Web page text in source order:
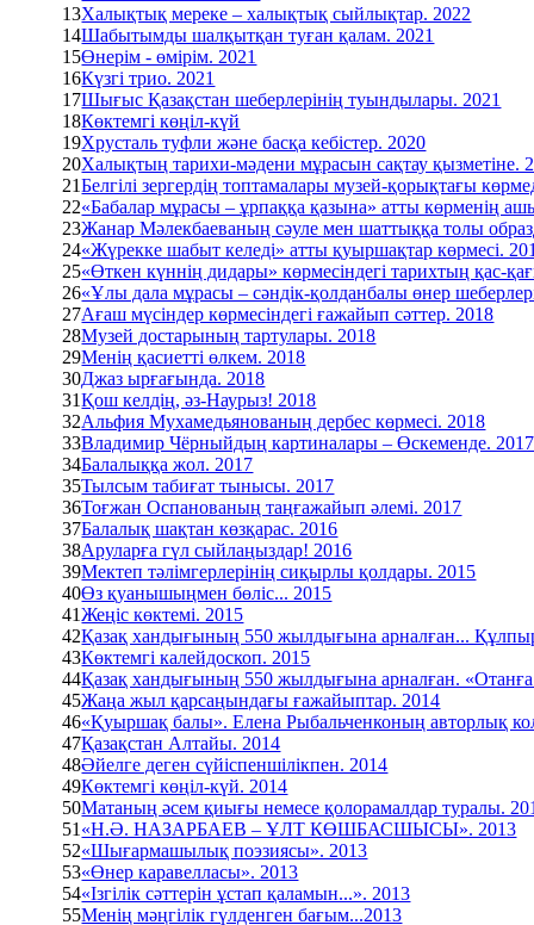
13Халықтық мереке – халықтық сыйлықтар. 2022
14Шабытымды шалқытқан туған қалам. 2021
15Өнерім - өмірім. 2021
16Күзгі трио. 2021
17Шығыс Қазақстан шеберлерінің туындылары. 2021
18Көктемгі көңіл-күй
19Хрусталь туфли және басқа кебістер. 2020
20Халықтың тарихи-мәдени мұрасын сақтау қызметіне.
21Белгілі зергердің топтамалары музей-қорықтағы
22«Бабалар мұрасы – ұрпаққа қазына» атты көрменің
23Жанар Мәлекбаеваның сәуле мен шаттыққа толы
24«Жүрекке шабыт келеді» атты қуыршақтар көрмесі.
25«Өткен күннің дидары» көрмесіндегі тарихтың қас-
26«Ұлы дала мұрасы – сәндік-қолданбалы өнер
27Ағаш мүсіндер көрмесіндегі ғажайып сәттер. 2018
28Музей достарының тартулары. 2018
29Менің қасиетті өлкем. 2018
30Джаз ырғағында. 2018
31Қош келдің, әз-Наурыз! 2018
32Альфия Мухамедьянованың дербес көрмесі. 2018
33Владимир Чёрныйдың картиналары – Өскеменде. 2017
34Балалыққа жол. 2017
35Тылсым табиғат тынысы. 2017
36Тоғжан Оспанованың таңғажайып әлемі. 2017
37Балалық шақтан көзқарас. 2016
38Аруларға гүл сыйлаңыздар! 2016
39Мектеп тәлімгерлерінің сиқырлы қолдары. 2015
40Өз қуанышыңмен бөліс... 2015
41Жеңіс көктемі. 2015
42Қазақ хандығының 550 жылдығына арналған...
43Көктемгі калейдоскоп. 2015
44Қазақ хандығының 550 жылдығына арналған. «Отанға
45Жаңа жыл қарсаңындағы ғажайыптар. 2014
46«Қуыршақ балы». Елена Рыбальченконың авторлық
47Қазақстан Алтайы. 2014
48Әйелге деген сүйіспеншілікпен. 2014
49Көктемгі көңіл-күй. 2014
50Матаның әсем қиығы немесе қолорамалдар туралы.
51«Н.Ә. НАЗАРБАЕВ – ҰЛТ КӨШБАСШЫСЫ». 2013
52«Шығармашылық поэзиясы». 2013
53«Өнер каравелласы». 2013
54«Ізгілік сәттерін ұстап қаламын...». 2013
55Менің мәңгілік гүлденген бағым...2013